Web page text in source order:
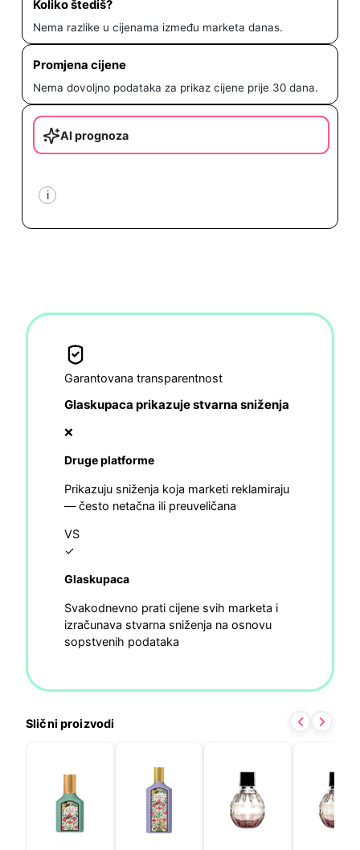
Koliko štediš?
Nema razlike u cijenama između marketa danas.
Promjena cijene
Nema dovoljno podataka za prikaz cijene prije 30 dana.
AI prognoza
i
Garantovana transparentnost
Glaskupaca prikazuje stvarna sniženja
❌
Druge platforme
Prikazuju sniženja koja marketi reklamiraju
— često netačna ili preuveličana
VS
✓
Glaskupaca
Svakodnevno prati cijene svih marketa i
izračunava stvarna sniženja na osnovu
sopstvenih podataka
Slični proizvodi